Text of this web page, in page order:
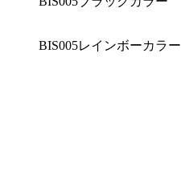
BIS005レインボーカラー